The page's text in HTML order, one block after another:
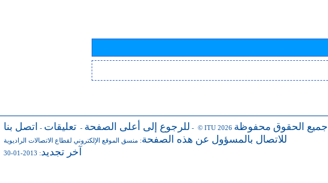
للرجوع إلى أعلى الصفحة - تعليقات - اتصل بنا - © ITU 2026 جميع الحقوق محفوظة
للاتصال بالمسؤول عن هذه الصفحة: منسق الموقع الإلكتروني لقطاع الاتصالات الراديوية
آخر تجديد: 2013-01-30